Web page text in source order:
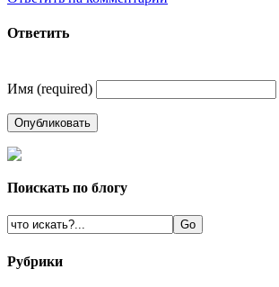
Ответить
Имя (required)
Поискать по блогу
Рубрики